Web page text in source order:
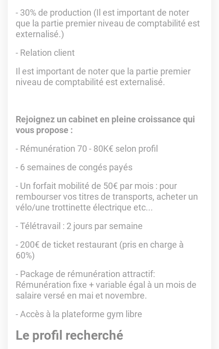
- 30% de production (Il est important de noter
que la partie premier niveau de comptabilité est
externalisé.)
- Relation client
Il est important de noter que la partie premier
niveau de comptabilité est externalisé.
Rejoignez un cabinet en pleine croissance qui
vous propose :
- Rémunération 70 - 80K€ selon profil
- 6 semaines de congés payés
- Un forfait mobilité de 50€ par mois : pour
rembourser vos titres de transports, acheter un
vélo/une trottinette électrique etc...
- Télétravail : 2 jours par semaine
- 200€ de ticket restaurant (pris en charge à
60%)
- Package de rémunération attractif:
Rémunération fixe + variable égal à un mois de
salaire versé en mai et novembre.
- Accès à la plateforme gym libre
Le profil recherché